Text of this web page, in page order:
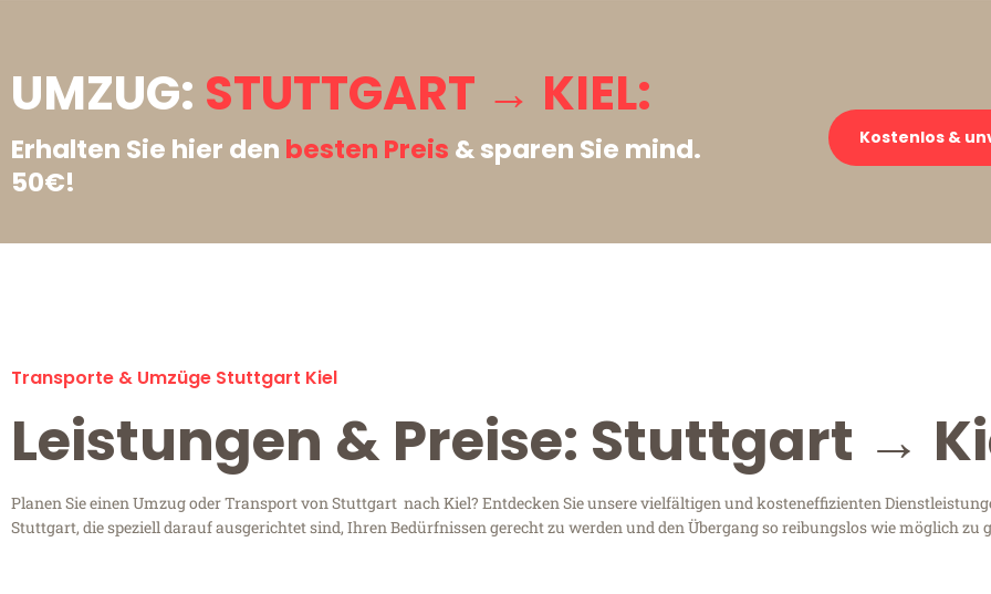
UMZUG: STUTTGART → KIEL:
Erhalten Sie hier den besten Preis & sparen Sie mind.
50€!
Kostenlos &
Transporte & Umzüge Stuttgart Kiel
Leistungen & Preise: Stuttgart →
Planen Sie einen Umzug oder Transport von Stuttgart nach Kiel? Entdecken Sie unsere vielfältigen und kosteneffizienten
Stuttgart, die speziell darauf ausgerichtet sind, Ihren Bedürfnissen gerecht zu werden und den Übergang so reibungslos wie möglich zu